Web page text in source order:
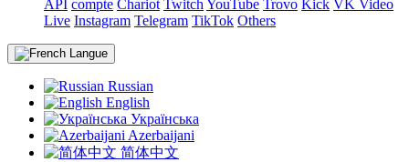
API compte Chariot Twitch YouTube Trovo Kick VK Video
Live Instagram Telegram TikTok Others
Langue
Russian
English
Українська
Azerbaijani
简体中文